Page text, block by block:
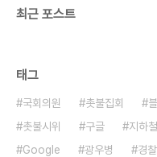
최근 포스트
태그
국회의원 촛불집회
촛불시위
구글 지하철
Google
광우병 경찰